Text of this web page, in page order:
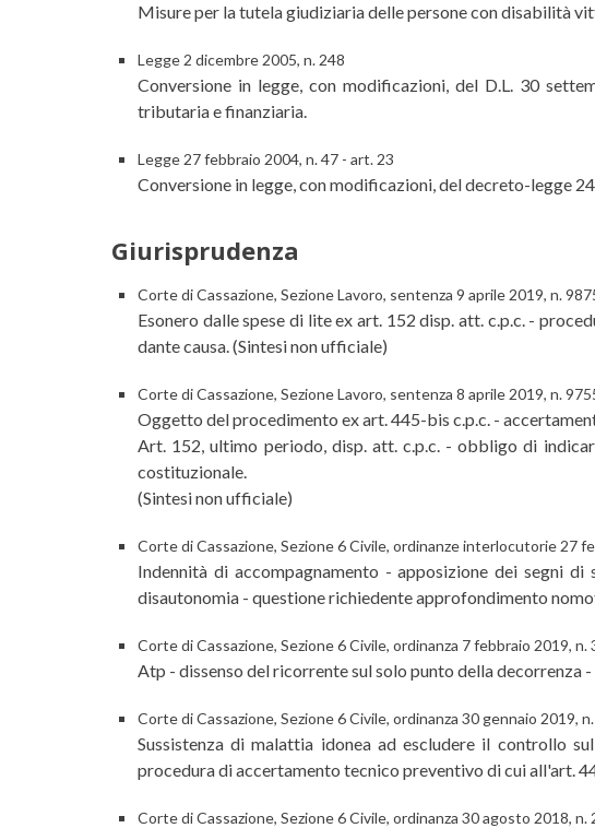
Misure per la tutela giudiziaria delle persone con disabilità
Legge 2 dicembre 2005, n. 248
Conversione in legge, con modificazioni, del D.L. 30
tributaria e finanziaria.
Legge 27 febbraio 2004, n. 47 - art. 23
Conversione in legge, con modificazioni, del decreto-legge
Giurisprudenza
Corte di Cassazione, Sezione Lavoro, sentenza 9 aprile 2019, n.
Esonero dalle spese di lite ex art. 152 disp. att. c.p.c. -
dante causa. (Sintesi non ufficiale)
Corte di Cassazione, Sezione Lavoro, sentenza 8 aprile 2019, n.
Oggetto del procedimento ex art. 445-bis c.p.c. -
Art. 152, ultimo periodo, disp. att. c.p.c. - obbligo di
costituzionale.
(Sintesi non ufficiale)
Corte di Cassazione, Sezione 6 Civile, ordinanze interlocutorie 27
Indennità di accompagnamento - apposizione dei segni
disautonomia - questione richiedente approfondimento
Corte di Cassazione, Sezione 6 Civile, ordinanza 7 febbraio 2019, n.
Atp - dissenso del ricorrente sul solo punto della decorrenza
Corte di Cassazione, Sezione 6 Civile, ordinanza 30 gennaio 2019,
Sussistenza di malattia idonea ad escludere il controllo
procedura di accertamento tecnico preventivo di cui all'art.
Corte di Cassazione, Sezione 6 Civile, ordinanza 30 agosto 2018, n.